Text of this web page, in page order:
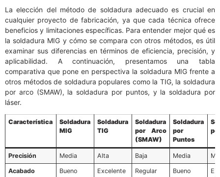
La elección del método de soldadura adecuado es crucial en
cualquier proyecto de fabricación, ya que cada técnica ofrece
beneficios y limitaciones específicas. Para entender mejor qué es
la soldadura MIG y cómo se compara con otros métodos, es útil
examinar sus diferencias en términos de eficiencia, precisión, y
aplicabilidad. A continuación, presentamos una tabla
comparativa que pone en perspectiva la soldadura MIG frente a
otros métodos de soldadura populares como la TIG, la soldadura
por arco (SMAW), la soldadura por puntos, y la soldadura por
láser.
Característica
Soldadura
MIG
Soldadura
TIG
Soldadura
por Arco
(SMAW)
Soldadura
por
Puntos
Precisión Media Alta Baja Media
Acabado Bueno Excelente Regular Bueno